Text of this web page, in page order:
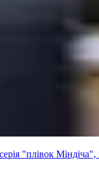
"плівок Міндіча",